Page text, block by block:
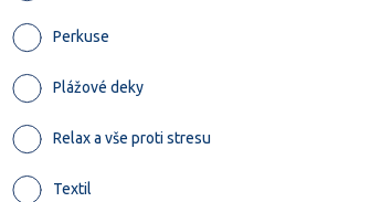
Perkuse
Plážové deky
Relax a vše proti stresu
Textil